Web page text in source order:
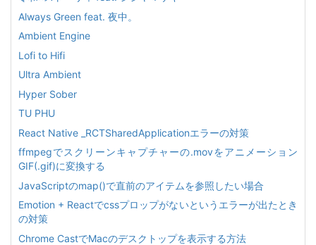
Always Green feat. 夜中。
Ambient Engine
Lofi to Hifi
Ultra Ambient
Hyper Sober
TU PHU
React Native _RCTSharedApplicationエラーの対策
ffmpegでスクリーンキャプチャーの.movをアニメーション
GIF(.gif)に変換する
JavaScriptのmap()で直前のアイテムを参照したい場合
Emotion + Reactでcssプロップがないというエラーが出たとき
の対策
Chrome CastでMacのデスクトップを表示する方法